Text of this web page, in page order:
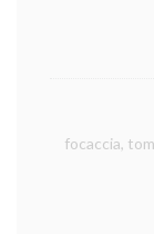
focaccia,